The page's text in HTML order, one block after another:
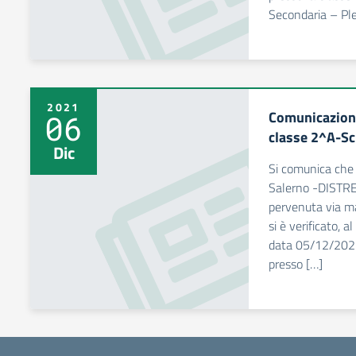
Secondaria –
2021
06
Dic
classe 2^A-
Si comunica
Salerno -
pervenuta via
si è verificato,
data 05/12/
presso […]